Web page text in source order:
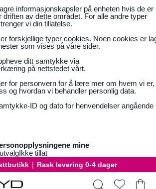
informasjonskapsler på enheten hvis de er
driften av dette området. For alle andre typer
vi din tillatelse.
forskjellige typer cookies. Noen cookies er
som vises på våre sider.
ditt samtykke via
på nettstedet vårt.
for personvern for å lære mer om hvem vi er,
og hvordan vi behandler personlig data.
ID og dato for henvendelser angående
mine
Ikke tillat
| Rask levering 0-4 dager